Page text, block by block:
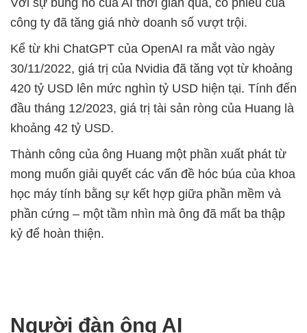
Với sự bùng nổ của AI thời gian qua, cổ phiếu của
công ty đã tăng giá nhờ doanh số vượt trội.
Kể từ khi ChatGPT của OpenAI ra mắt vào ngày
30/11/2022, giá trị của Nvidia đã tăng vọt từ khoảng
420 tỷ USD lên mức nghìn tỷ USD hiện tại. Tính đến
đầu tháng 12/2023, giá trị tài sản ròng của Huang là
khoảng 42 tỷ USD.
Thành công của ông Huang một phần xuất phát từ
mong muốn giải quyết các vấn đề hóc búa của khoa
học máy tính bằng sự kết hợp giữa phần mềm và
phần cứng – một tầm nhìn mà ông đã mất ba thập
kỷ để hoàn thiện.
Người đàn ông AI